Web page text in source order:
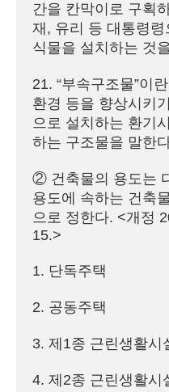
간을 칸막이로 구획
재, 유리 등 대통령
식물을 설치하는 것
21. “부속구조물”이
환경 등을 향상시키
으로 설치하는 환기
하는 구조물을 말한
② 건축물의 용도는
용도에 속하는 건축
으로 정한다. <개정
15.>
1. 단독주택
2. 공동주택
3. 제1종 근린생활시
4. 제2종 근린생활시